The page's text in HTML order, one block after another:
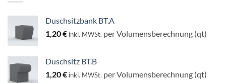
Duschsitzbank BT.A
1,20€ inkl. MWSt. per Volumensberechnung (qt)
Duschsitz BT.B
1,20€ inkl. MWSt. per Volumensberechnung (qt)